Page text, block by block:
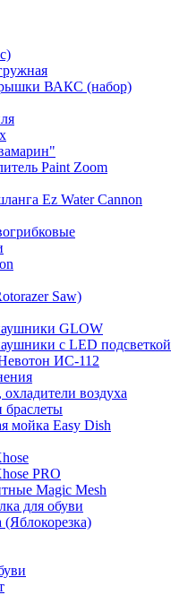
ВАКС (набор)
Paint Zoom
Ez Water Cannon
Saw)
GLOW
с LED подсветкой
ИС-112
воздуха
мойка Easy Dish
PRO
Magic Mesh
для обуви
(Яблокорезка)